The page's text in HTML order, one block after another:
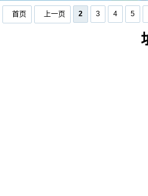
首页 上一页 2 3 4 5